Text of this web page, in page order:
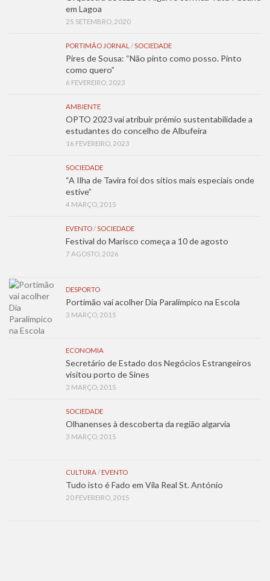
em Lagoa
25 SETEMBRO, 2020
PORTIMÃO JORNAL /SOCIEDADE
Pires de Sousa: “Não pinto como posso. Pinto
como quero”
6 FEVEREIRO, 2023
AMBIENTE
OPTO 2023 vai atribuir prémio sustentabilidade a
estudantes do concelho de Albufeira
16 FEVEREIRO, 2023
SOCIEDADE
“A Ilha de Tavira foi dos sítios mais especiais onde
estive”
4 MARÇO, 2015
EVENTO/SOCIEDADE
Festival do Marisco começa a 10 de agosto
7 AGOSTO, 2026
DESPORTO
Portimão vai acolher Dia Paralímpico na Escola
3 MARÇO, 2015
ECONOMIA
Secretário de Estado dos Negócios Estrangeiros
visitou porto de Sines
3 MARÇO, 2015
SOCIEDADE
Olhanenses à descoberta da região algarvia
3 MARÇO, 2015
CULTURA/ EVENTO
Tudo isto é Fado em Vila Real St. António
20 FEVEREIRO, 2015